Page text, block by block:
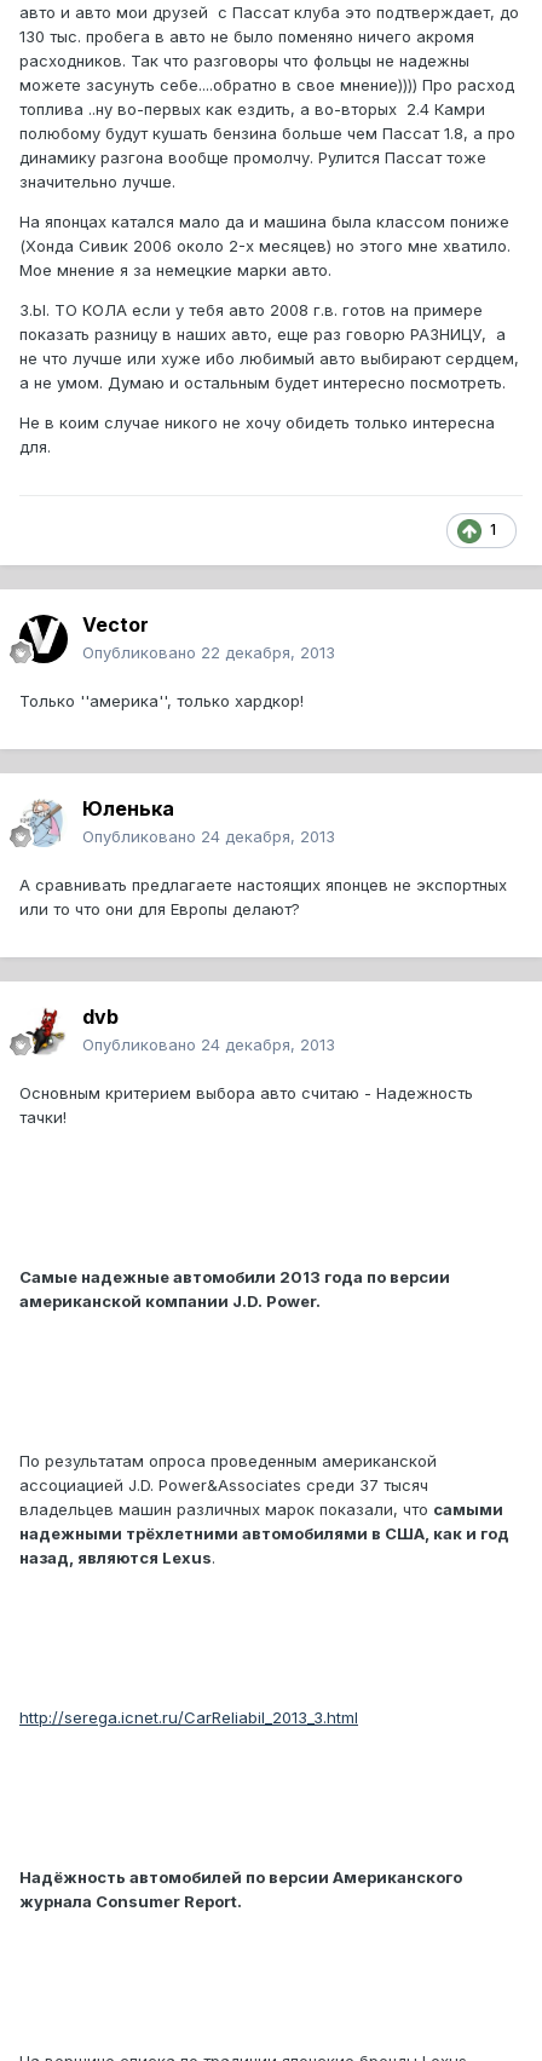
авто и авто мои друзей с Пассат клуба это подтверждает, до
130 тыс. пробега в авто не было поменяно ничего акромя
расходников. Так что разговоры что фольцы не надежны
можете засунуть себе....обратно в свое мнение)))) Про расход
топлива ..ну во-первых как ездить, а во-вторых 2.4 Камри
полюбому будут кушать бензина больше чем Пассат 1.8, а про
динамику разгона вообще промолчу. Рулится Пассат тоже
значительно лучше.
На японцах катался мало да и машина была классом пониже
(Хонда Сивик 2006 около 2-х месяцев) но этого мне хватило.
Мое мнение я за немецкие марки авто.
З.Ы. ТО КОЛА если у тебя авто 2008 г.в. готов на примере
показать разницу в наших авто, еще раз говорю РАЗНИЦУ, а
не что лучше или хуже ибо любимый авто выбирают сердцем,
а не умом. Думаю и остальным будет интересно посмотреть.
Не в коим случае никого не хочу обидеть только интересна
для.
1
Vector
Опубликовано 22 декабря, 2013
Только ''америка'', только хардкор!
Юленька
Опубликовано 24 декабря, 2013
А сравнивать предлагаете настоящих японцев не экспортных
или то что они для Европы делают?
dvb
Опубликовано 24 декабря, 2013
Основным критерием выбора авто считаю - Надежность
тачки!
Самые надежные автомобили 2013 года по версии
американской компании J.D. Power.
По результатам опроса проведенным американской
ассоциацией J.D. Power&Associates среди 37 тысяч
владельцев машин различных марок показали, что самыми
надежными трёхлетними автомобилями в США, как и год
назад, являются Lexus.
http://serega.icnet.ru/CarReliabil_2013_3.html
Надёжность автомобилей по версии Американского
журнала Consumer Report.